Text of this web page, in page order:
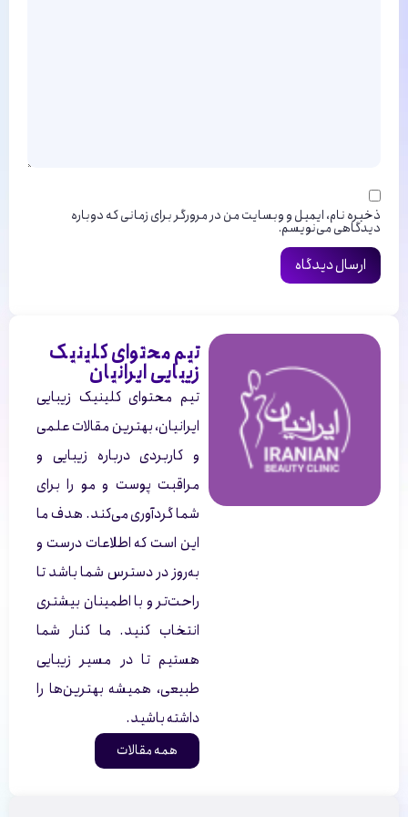
ذخیره نام، ایمیل و وبسایت من در مرورگر برای زمانی که دوباره
دیدگاهی می‌نویسم.
تیم محتوای کلینیک
زیبایی ایرانیان
تیم محتوای کلینیک زیبایی
ایرانیان، بهترین مقالات علمی
و کاربردی درباره زیبایی و
مراقبت پوست و مو را برای
شما گردآوری می‌کند. هدف ما
این است که اطلاعات درست و
به‌روز در دسترس شما باشد تا
راحت‌تر و با اطمینان بیشتری
انتخاب کنید. ما کنار شما
هستیم تا در مسیر زیبایی
طبیعی، همیشه بهترین‌ها را
داشته باشید.
همه مقالات